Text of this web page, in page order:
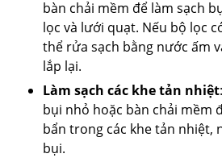
bàn chải mềm để làm sạch
lọc và lưới quạt. Nếu bộ lọc
thể rửa sạch bằng nước ấm
lắp lại.
Làm sạch các khe tản nhiệt
bụi nhỏ hoặc bàn chải mềm
bẩn trong các khe tản nhiệt,
bụi.